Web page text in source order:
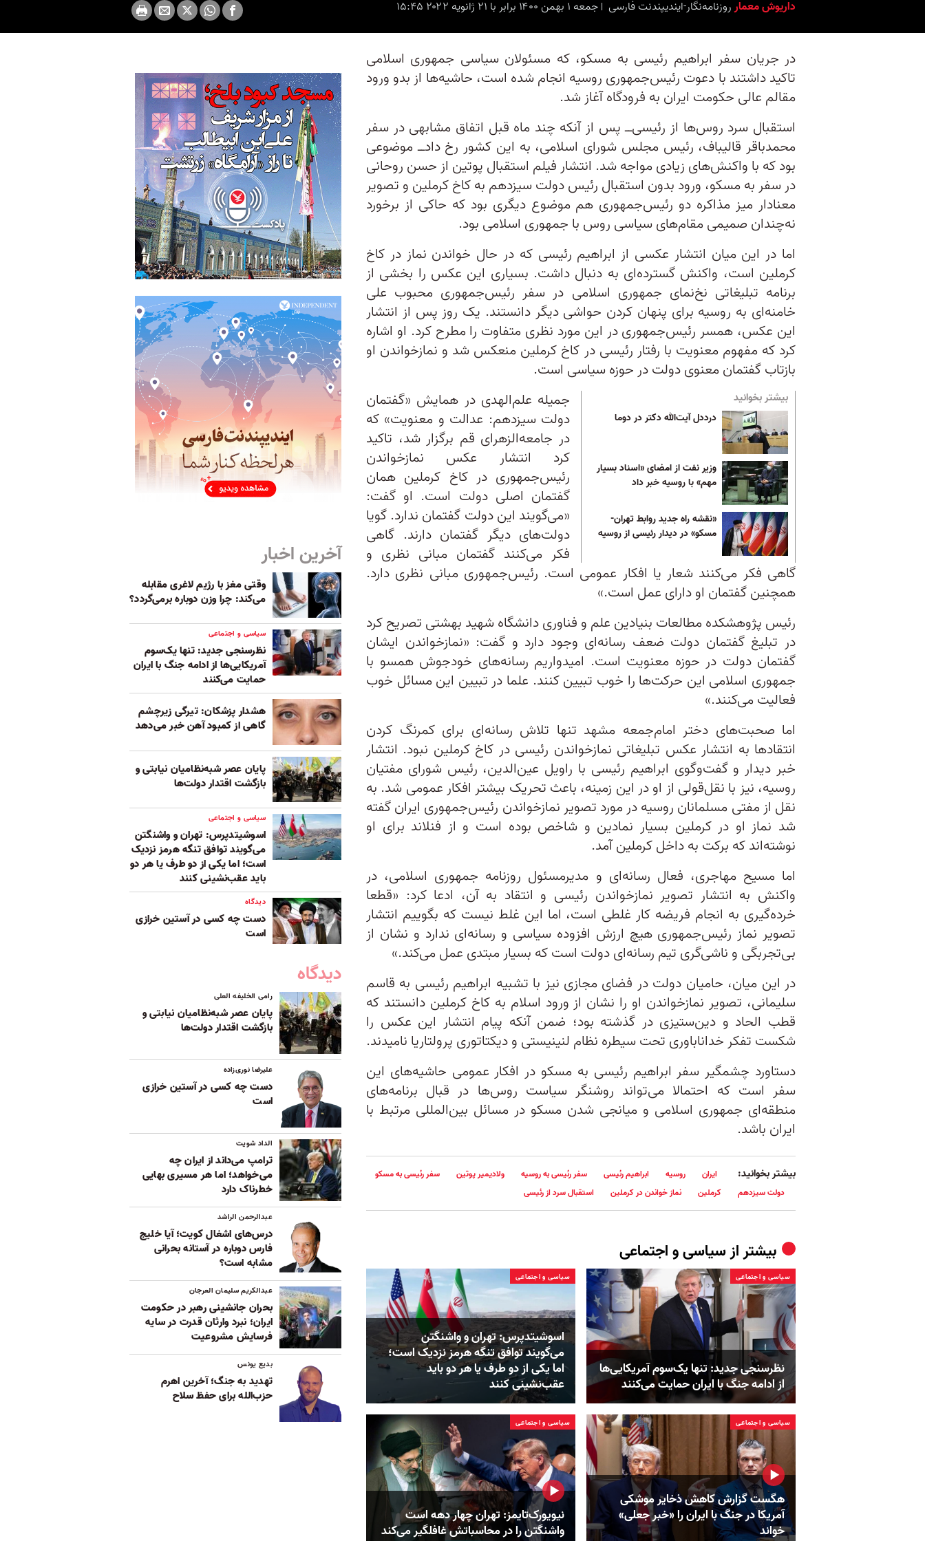
داریوش معمارروزنامه‌نگار-ایندیپندنت ‌فارسی جمعه ۱ بهمن ۱۴۰۰ برابر با ۲۱ ژانویه ۲۰۲۲ ۱۵:۴۵
در جریان سفر ابراهیم رئیسی به مسکو، که مسئولان سیاسی جمهوری اسلامی
تاکید داشتند با دعوت رئیس‌جمهوری روسیه انجام شده است، حاشیه‌ها از بدو ورود
مقالم عالی حکومت ایران به فرودگاه آغاز شد.
استقبال سرد روس‌ها از رئیسی‌ــ پس‌ از آنکه چند ماه قبل اتفاق مشابهی در سفر
محمدباقر قالیباف، رئیس مجلس شورای اسلامی، به این کشور رخ داد‌ــ موضوعی
بود که با واکنش‌های زیادی مواجه شد. انتشار فیلم استقبال پوتین از حسن روحانی
در سفر به مسکو، ورود بدون استقبال رئیس دولت سیزدهم به کاخ کرملین و تصویر
معنادار میز مذاکره دو رئیس‌جمهوری هم موضوع دیگری بود که حاکی از برخورد
نه‌چندان صمیمی مقام‌های سیاسی روس با جمهوری اسلامی بود.
اما در این میان انتشار عکسی از ابراهیم رئیسی که در حال خواندن نماز در کاخ
کرملین است، واکنش گسترده‌ای به دنبال داشت. بسیاری این عکس را بخشی از
برنامه تبلیغاتی نخ‌نمای جمهوری اسلامی در سفر رئیس‌جمهوری محبوب علی
خامنه‌ای به روسیه برای پنهان کردن حواشی دیگر دانستند. یک روز پس از انتشار
این عکس، همسر رئیس‌جمهوری در این‌ مورد نظری متفاوت را مطرح کرد. او اشاره
کرد که مفهوم معنویت با رفتار رئیسی در کاخ کرملین منعکس شد و نمازخواندن او
بازتاب گفتمان معنوی دولت در حوزه سیاسی است.
بیشتر بخوانید
درددل آیت‌الله دکتر در دوما
وزیر نفت از امضای «اسناد بسیار
مهم» با روسیه خبر داد
«نقشه راه جدید روابط تهران-
مسکو» در دیدار رئیسی از روسیه
جمیله علم‌الهدی در همایش «گفتمان
دولت سیزدهم: عدالت و معنویت» که
در جامعه‌الزهرای قم برگزار شد، تاکید
کرد انتشار عکس نمازخواندن
رئیس‌جمهوری در کاخ کرملین همان
گفتمان اصلی دولت است. او گفت:
«می‌گویند این دولت گفتمان ندارد. گویا
دولت‌های دیگر گفتمان دارند. گاهی
فکر می‌کنند گفتمان مبانی نظری و
گاهی فکر می‌کنند شعار یا افکار عمومی است. رئیس‌جمهوری مبانی نظری دارد.
همچنین گفتمان او دارای عمل است.»
رئیس پژوهشکده مطالعات بنیادین علم و فناوری دانشگاه شهید بهشتی تصریح کرد
در تبلیغ گفتمان دولت ضعف رسانه‌ای وجود دارد و گفت: «نمازخواندن ایشان
گفتمان دولت در حوزه معنویت است. امیدواریم رسانه‌های خودجوش همسو با
جمهوری اسلامی این حرکت‌ها را خوب تبیین کنند. علما در تبیین این مسائل خوب
فعالیت می‌کنند.»
اما صحبت‌های دختر امام‌جمعه مشهد تنها تلاش رسانه‌ای برای کمرنگ کردن
انتقادها به انتشار عکس تبلیغاتی نمازخواندن رئیسی در کاخ کرملین نبود. انتشار
خبر دیدار و گفت‌و‌گوی ابراهیم رئیسی با راویل عین‌الدین، رئیس شورای مفتیان
روسیه، نیز با نقل‌قولی از او در این زمینه، باعث تحریک بیشتر افکار عمومی شد. به
نقل از مفتی مسلمانان روسیه در مورد تصویر نمازخواندن رئیس‌جمهوری ایران گفته
شد نماز او در کرملین بسیار نمادین و شاخص بوده است و از فنلاند برای او
نوشته‌اند که برکت به داخل کرملین آمد.
اما مسیح مهاجری، فعال رسانه‌ای و مدیرمسئول روزنامه جمهوری اسلامی، در
واکنش به انتشار تصویر نمازخواندن رئیسی و انتقاد به آن، ادعا کرد: «قطعا
خرده‌گیری به انجام فریضه کار غلطی است، اما این غلط نیست که بگوییم انتشار
تصویر نماز رئیس‌جمهوری هیچ ارزش‌ افزوده سیاسی و رسانه‌ای ندارد و نشان از
بی‌تجربگی و ناشی‌گری تیم رسانه‌ای دولت است که بسیار مبتدی عمل می‌کند.»
در این میان، حامیان دولت در فضای مجازی نیز با تشبیه ابراهیم رئیسی به قاسم
سلیمانی، تصویر نمازخواندن او را نشان از ورود اسلام به کاخ کرملین دانستند که
قطب الحاد و دین‌ستیزی در گذشته بود؛ ضمن آنکه پیام انتشار این عکس را
شکست تفکر خداناباوری تحت سیطره نظام لنینیستی و دیکتاتوری پرولتاریا نامیدند.
دستاورد چشمگیر سفر ابراهیم رئیسی به مسکو در افکار‌ عمومی حاشیه‌های این
سفر است که احتمالا می‌تواند روشنگر سیاست روس‌ها در قبال برنامه‌های
منطقه‌ای جمهوری اسلامی و میانجی شدن مسکو در مسائل بین‌المللی مرتبط با
ایران باشد.
بیشتر بخوانید: ایران روسیه ابراهیم رئیسی سفر رئيسی به روسیه ولادیمیر پوتین
سفر رئیسی به مسکو
دولت سیزدهم
کرملین نماز خواندن در کرملین استقبال سرد از رئیسی
بیشتر ازسیاسی و اجتماعی
سیاسی و اجتماعی
نظرسنجی جدید: تنها یک‌سوم آمریکایی‌ها
از ادامه جنگ با ایران حمایت می‌کنند
سیاسی و اجتماعی
اسوشیتدپرس: تهران و واشنگتن
می‌گویند توافق تنگه هرمز نزدیک است؛
اما یکی از دو طرف یا هر دو باید
عقب‌نشینی کنند
سیاسی و اجتماعی
هگست گزارش کاهش ذخایر موشکی
آمریکا در جنگ با ایران را «خبر جعلی»
خواند
سیاسی و اجتماعی
نیویورک‌تایمز: تهران چهار دهه است
واشنگتن را در محاسباتش غافلگیر می‌کند
آخرین اخبار
وقتی مغز با رژیم لاغری مقابله
می‌کند: چرا وزن دوباره برمی‌گردد؟
سیاسی و اجتماعی
نظرسنجی جدید: تنها یک‌سوم
آمریکایی‌ها از ادامه جنگ با ایران
حمایت می‌کنند
هشدار پزشکان: تیرگی زیرچشم
گاهی از کمبود آهن خبر می‌دهد
پایان عصر شبه‌نظامیان نیابتی و
بازگشت اقتدار دولت‌ها
سیاسی و اجتماعی
اسوشیتدپرس: تهران و واشنگتن
می‌گویند توافق تنگه هرمز نزدیک
است؛ اما یکی از دو طرف یا هر دو
باید عقب‌نشینی کنند
دیدگاه
دست چه کسی در آستین خرازی
است
دیدگاه
رامی الخلیفه العلی
پایان عصر شبه‌نظامیان نیابتی و
بازگشت اقتدار دولت‌ها
علیرضا نوری‌زاده
دست چه کسی در آستین خرازی
است
الداد شویت
ترامپ می‌داند از ایران چه
می‌خواهد؛ اما هر مسیری بهایی
خطرناک دارد
عبدالرحمن الراشد
درس‌های اشغال کویت؛ آیا خلیج
فارس دوباره در آستانه بحرانی
مشابه است؟
عبدالکریم سلیمان العرجان
بحران جانشینی رهبر در حکومت
ایران؛ نبرد وارثان قدرت در سایه
فرسایش مشروعیت
بدیع یونس
تهدید به جنگ؛ آخرین اهرم
حزب‌الله برای حفظ سلاح